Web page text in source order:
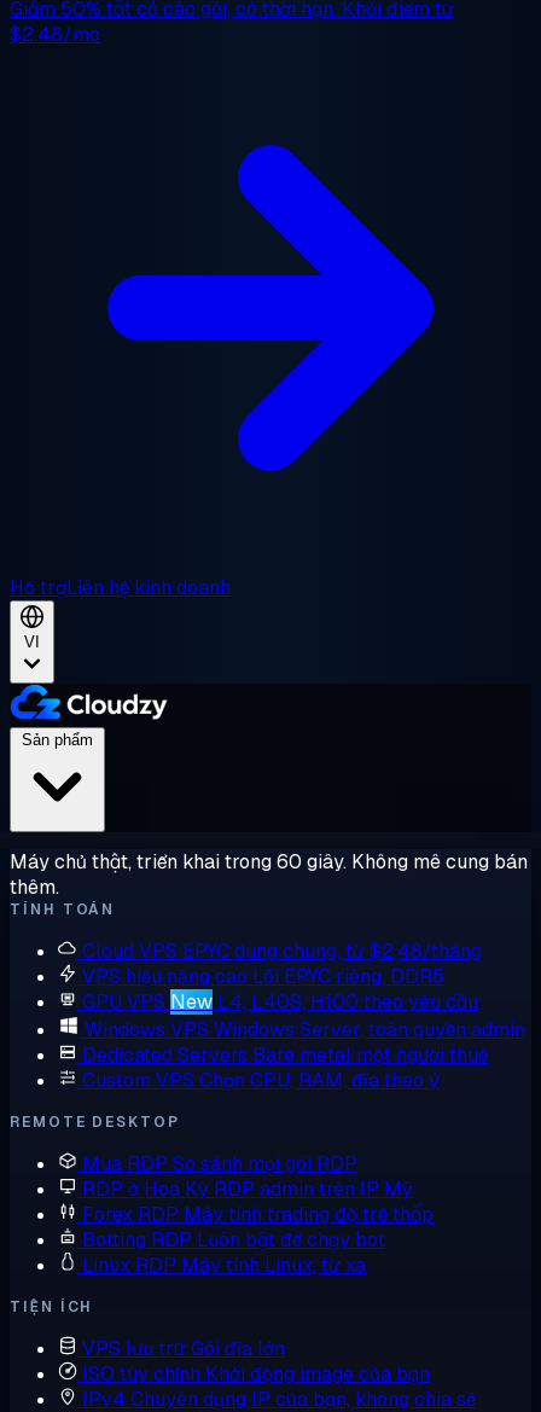
Giảm 50% tất cả các gói, có thời hạn. Khởi điểm từ
$2.48/mo
Hỗ trợLiên hệ kinh doanh
VI
Máy chủ thật, triển khai trong 60 giây. Không mê cung bán
thêm.
TÍNH TOÁN
Cloud VPS EPYC dùng chung, từ $2,48/tháng
VPS hiệu năng cao Lõi EPYC riêng, DDR5
GPU VPS New L4, L40S, H100 theo yêu cầu
Windows VPS Windows Server, toàn quyền admin
Dedicated Servers Bare metal một người thuê
Custom VPS Chọn CPU, RAM, đĩa theo ý
REMOTE DESKTOP
Mua RDP So sánh mọi gói RDP
RDP ở Hoa Kỳ RDP admin trên IP Mỹ
Forex RDP Máy tính trading độ trễ thấp
Botting RDP Luôn bật để chạy bot
Linux RDP Máy tính Linux, từ xa
TIỆN ÍCH
VPS lưu trữGói đĩa lớn
ISO tùy chỉnh Khởi động image của bạn
IPv4 Chuyên dụng IP của bạn, không chia sẻ